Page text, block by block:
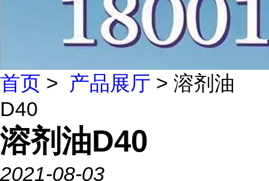
首页 > 产品展厅 > 溶剂油
D40
溶剂油D40
2021-08-03